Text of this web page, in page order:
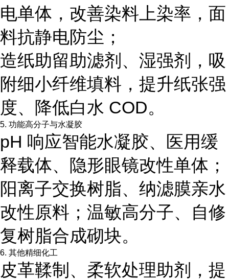
电单体，改善染料上染率，面
料抗静电防尘；
造纸助留助滤剂、湿强剂，吸
附细小纤维填料，提升纸张强
度、降低白水 COD。
5. 功能高分子与水凝胶
pH 响应智能水凝胶、医用缓
释载体、隐形眼镜改性单体；
阳离子交换树脂、纳滤膜亲水
改性原料；温敏高分子、自修
复树脂合成砌块。
6. 其他精细化工
皮革鞣制、柔软处理助剂，提